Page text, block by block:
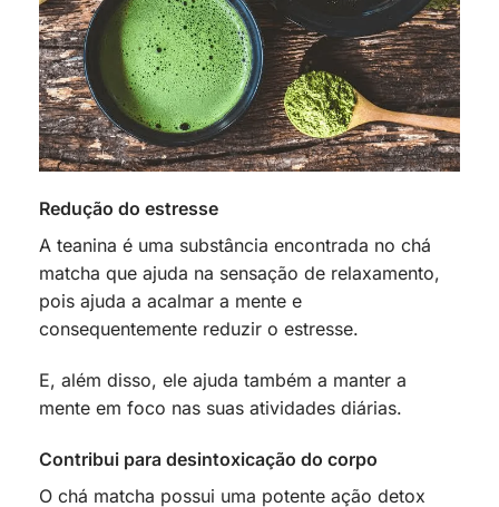
Redução do estresse
A teanina é uma substância encontrada no chá
matcha que ajuda na sensação de relaxamento,
pois ajuda a acalmar a mente e
consequentemente reduzir o estresse.
E, além disso, ele ajuda também a manter a
mente em foco nas suas atividades diárias.
Contribui para desintoxicação do corpo
O chá matcha possui uma potente ação detox